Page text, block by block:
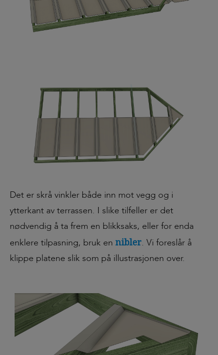
Det er skrå vinkler både inn mot vegg og i
ytterkant av terrassen. I slike tilfeller er det
nødvendig å ta frem en blikksaks, eller for enda
enklere tilpasning, bruk en nibler. Vi foreslår å
klippe platene slik som på illustrasjonen over.